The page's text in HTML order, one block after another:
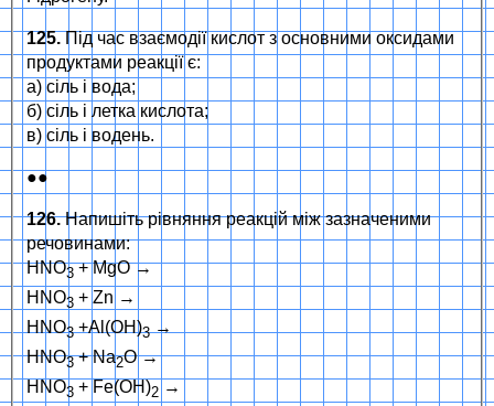
125.Під час взаємодії кислот з основними оксидами
продуктами реакції є:
а) сіль і вода;
б) сіль і летка кислота;
в) сіль і водень.
●●
126.Напишіть рівняння реакцій між зазначеними
речовинами:
HNO3+ MgO →
HNO3 + Zn →
HNO3 +Al(OH)3 →
HNO3+ Na2O →
HNO3 + Fe(OH)2 →